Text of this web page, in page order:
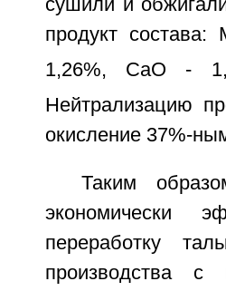
продукт
1,26%, CaO -
Нейтрализацию
окисление 37%-
Таким
экономически
переработку
производства с